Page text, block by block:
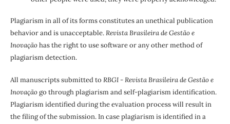
Plagiarism in all of its forms constitutes an unethical publication
behavior and is unacceptable.Revista Brasileira de Gestão e
Inovaçãohas the right to use software or any other method of
plagiarism detection.
All manuscripts submitted to RBGI - Revista Brasileira de Gestão e
Inovaçãogo through plagiarism and self-plagiarism identification.
Plagiarism identified during the evaluation process will result in
the filing of the submission. In case plagiarism is identified in a